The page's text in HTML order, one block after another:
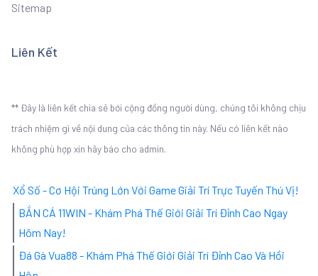
Sitemap
Liên Kết
** Đây là liên kết chia sẻ bới cộng đồng người dùng, chúng tôi không chịu
trách nhiệm gì về nội dung của các thông tin này. Nếu có liên kết nào
không phù hợp xin hãy báo cho admin.
Xổ Số - Cơ Hội Trúng Lớn Với Game Giải Trí Trực Tuyến Thú Vị!
BẮN CÁ 11WIN - Khám Phá Thế Giới Giải Trí Đỉnh Cao Ngay
Hôm Nay!
Đá Gà Vua88 - Khám Phá Thế Giới Giải Trí Đỉnh Cao Và Hồi